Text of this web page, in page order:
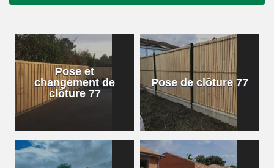
Pose et
changement de
clôture 77
Pose de clôture 77